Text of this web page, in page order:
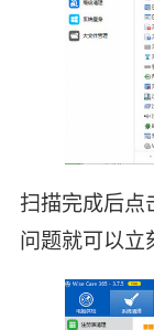
扫描完成后点
问题就可以立